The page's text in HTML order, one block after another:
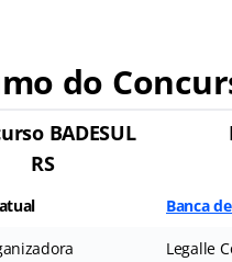
do
BADESUL
RS
Banca
Legalle